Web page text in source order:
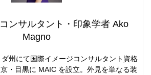
ンサルタント・印象学者 Ako
Magno
州にて国際イメージコンサルタント資格
・目黒に MAIC を設立。外見を単なる装